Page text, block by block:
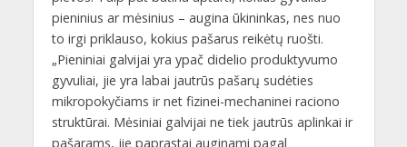
pieninius ar mėsinius – augina ūkininkas, nes nuo
to irgi priklauso, kokius pašarus reikėtų ruošti.
„Pieniniai galvijai yra ypač didelio produktyvumo
gyvuliai, jie yra labai jautrūs pašarų sudėties
mikropokyčiams ir net fizinei-mechaninei raciono
struktūrai. Mėsiniai galvijai ne tiek jautrūs aplinkai ir
pašarams, jie paprastai auginami pagal